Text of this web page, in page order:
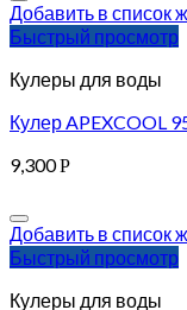
Добавить в список
Быстрый просмотр
Кулеры для воды
Кулер APEXCOOL
9,300Р
Добавить в список
Быстрый просмотр
Кулеры для воды